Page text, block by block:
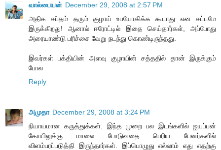
வால்பையன் December 29, 2008 at 2:57 PM
அதிக சப்தம் தரும் குழாய் உபயோகிக்க கூடாது என சட்டமே
இருக்கிறது! ஆனால் ஈரோட்டில் இதை செய்தார்கள், அப்போது
அரையாண்டு பரிச்சை வேறு நடந்து கொண்டிருந்தது.
இவர்கள் பக்தியின் அளவு குழாயின் சத்ததில் தான் இருக்கும்
போல
Reply
அமுதா December 29, 2008 at 3:24 PM
நியாயமான கருத்துக்கள். இந்த முறை பல இடங்களில் ஐயப்பன்
கோயிலுக்கு மாலை போடுவதை பெரிய பேனர்களில்
விளம்பரப்படுத்தி இருந்தார்கள். இப்பொழுது எல்லாம் எது எதற்கு